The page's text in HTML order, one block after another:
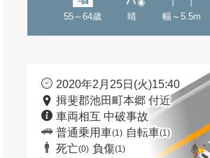
55～64歳 晴 幅～5.5m
2020年2月25日(火)15:40
揖斐郡池田町本郷 付近
車両相互 中破事故
普通乗用車(1) 自転車(1)
死亡(0) 負傷(1)